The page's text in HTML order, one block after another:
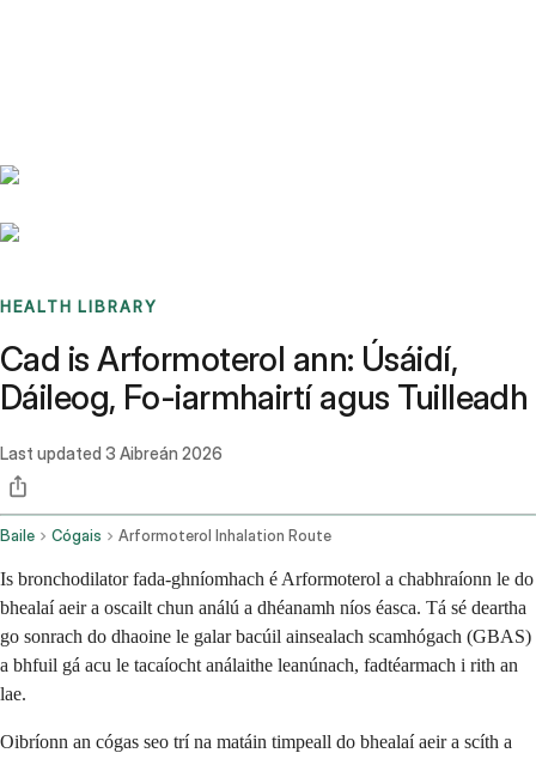
HEALTH LIBRARY
Cad is Arformoterol ann: Úsáidí,
Dáileog, Fo-iarmhairtí agus Tuilleadh
Last updated 3 Aibreán 2026
Baile Cógais Arformoterol Inhalation Route
Is bronchodilator fada-ghníomhach é Arformoterol a chabhraíonn le do
bhealaí aeir a oscailt chun análú a dhéanamh níos éasca. Tá sé deartha
go sonrach do dhaoine le galar bacúil ainsealach scamhógach (GBAS)
a bhfuil gá acu le tacaíocht análaithe leanúnach, fadtéarmach i rith an
lae.
Oibríonn an cógas seo trí na matáin timpeall do bhealaí aeir a scíth a